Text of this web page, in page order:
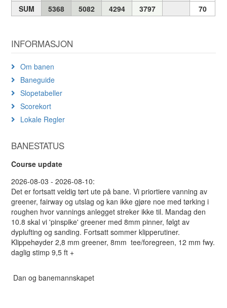
SUM
5368 5082 4294 3797 70
INFORMASJON
Om banen
Baneguide
Slopetabeller
Scorekort
Lokale Regler
BANESTATUS
Course update
2026-08-03 - 2026-08-10:
Det er fortsatt veldig tørt ute på bane. Vi priortiere vanning av
greener, fairway og utslag og kan ikke gjøre noe med tørking i
roughen hvor vannings anlegget streker ikke til. Mandag den
10.8 skal vi 'pinspike' greener med 8mm pinner, følgt av
dyplufting og sanding. Fortsatt sommer klipperutiner.
Klippehøyder 2,8 mm greener, 8mm tee/foregreen, 12 mm fwy.
daglig stimp 9,5 ft +
Dan og banemannskapet